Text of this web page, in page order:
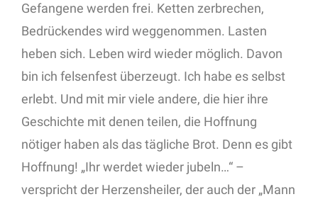
Gefangene werden frei. Ketten zerbrechen,
Bedrückendes wird weggenommen. Lasten
heben sich. Leben wird wieder möglich. Davon
bin ich felsenfest überzeugt. Ich habe es selbst
erlebt. Und mit mir viele andere, die hier ihre
Geschichte mit denen teilen, die Hoffnung
nötiger haben als das tägliche Brot. Denn es gibt
Hoffnung! „Ihr werdet wieder jubeln…“ –
verspricht der Herzensheiler, der auch der „Mann